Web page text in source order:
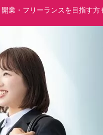
業・フリーランスを目指す方